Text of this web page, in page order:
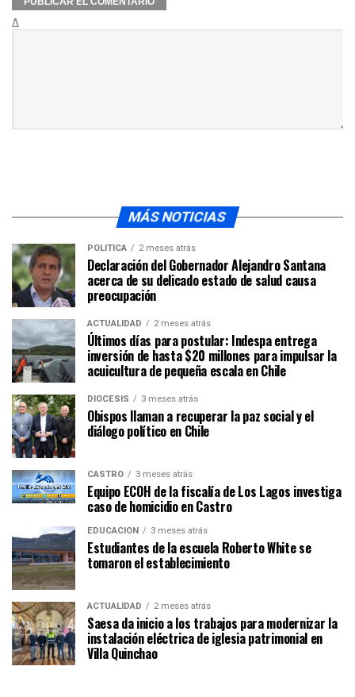
Δ
MÁS NOTICIAS
POLÍTICA 2 meses atrás
Declaración del Gobernador Alejandro Santana
acerca de su delicado estado de salud causa
preocupación
ACTUALIDAD 2 meses atrás
Últimos días para postular: Indespa entrega
inversión de hasta $20 millones para impulsar la
acuicultura de pequeña escala en Chile
DIÓCESIS 3 meses atrás
Obispos llaman a recuperar la paz social y el
diálogo político en Chile
CASTRO 3 meses atrás
Equipo ECOH de la fiscalía de Los Lagos investiga
caso de homicidio en Castro
EDUCACIÓN 3 meses atrás
Estudiantes de la escuela Roberto White se
tomaron el establecimiento
ACTUALIDAD 2 meses atrás
Saesa da inicio a los trabajos para modernizar la
instalación eléctrica de iglesia patrimonial en
Villa Quinchao